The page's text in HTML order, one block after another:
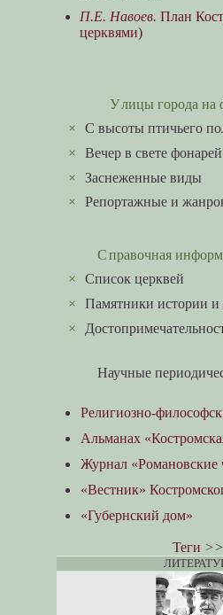
П.Е. Навоев. План
церквями)
Улицы города на
×C высоты птичьего
×Вечер в свете фонарей
×Заснеженные виды
×Репортажные и
Справочная
×Список церквей
×Памятники истории и
Научные
Религиозно-
Альманах
Журнал «Романовские
«Вестник»
«Губернский дом»
Теги >>